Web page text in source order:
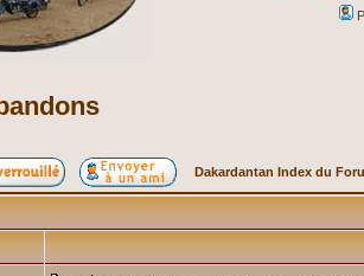
Dakardantan Index du